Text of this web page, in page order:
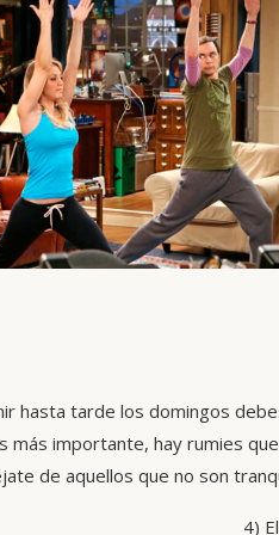
hasta tarde los domingos
más importante, hay rumies
de aquellos que no son
4)